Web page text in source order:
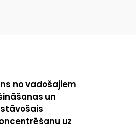
no vadošajiem
un
uz